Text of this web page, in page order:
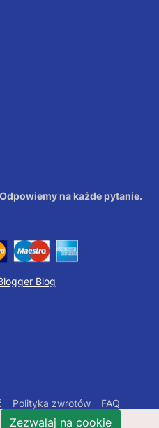
na każde pytanie.
Blog
Polityka zwrotów
FAQ
Mapa Strony
Zezwalaj na cookie